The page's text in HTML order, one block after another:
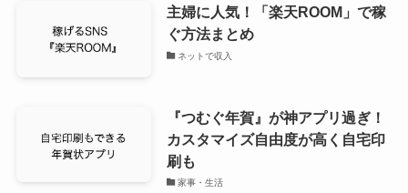
主婦に人気！「楽天ROOM」で稼
ぐ方法まとめ
ネットで収入
『つむぐ年賀』が神アプリ過ぎ！
カスタマイズ自由度が高く自宅印
刷も
家事・生活